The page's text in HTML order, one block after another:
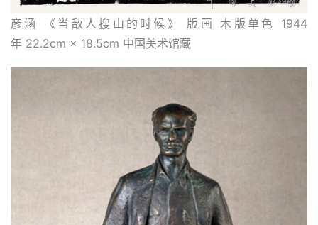
彦涵 《当敌人搜山的时候》 版画 木版单色 1944
年 22.2cm × 18.5cm 中国美术馆藏